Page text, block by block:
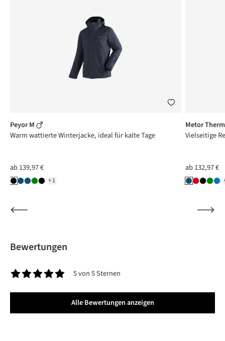
+1
Peyor M
Warm wattierte Winterjacke, ideal für kalte Tage
ab139,97 €
Metor
Vielseitige
ab132,97 €
Bewertungen
5 von 5 Sternen
Alle Bewertungen anzeigen